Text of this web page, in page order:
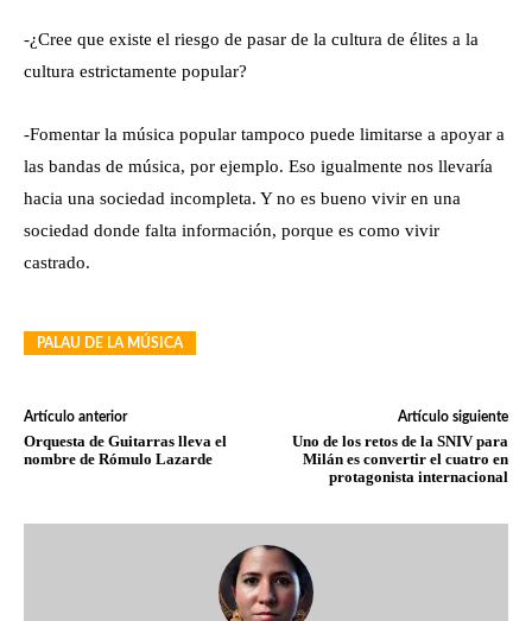
-¿Cree que existe el riesgo de pasar de la cultura de élites a la
cultura estrictamente popular?
-Fomentar la música popular tampoco puede limitarse a apoyar a
las bandas de música, por ejemplo. Eso igualmente nos llevaría
hacia una sociedad incompleta. Y no es bueno vivir en una
sociedad donde falta información, porque es como vivir
castrado.
PALAU DE LA MÚSICA
Artículo anterior
Orquesta de Guitarras lleva el
nombre de Rómulo Lazarde
Artículo siguiente
Uno de los retos de la SNIV para
Milán es convertir el cuatro en
protagonista internacional